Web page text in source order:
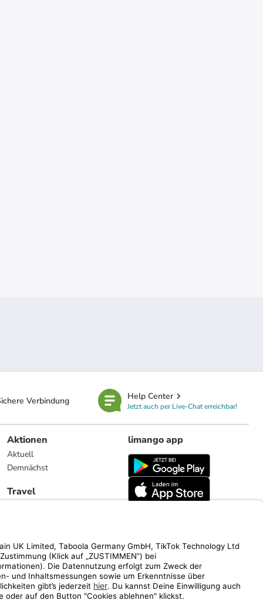
Verbindung Help Center
Jetzt auch per Live-Chat erreichbar!
Aktionen
Aktuell
Demnächst
Travel
limango app
limango.nl limango.pl